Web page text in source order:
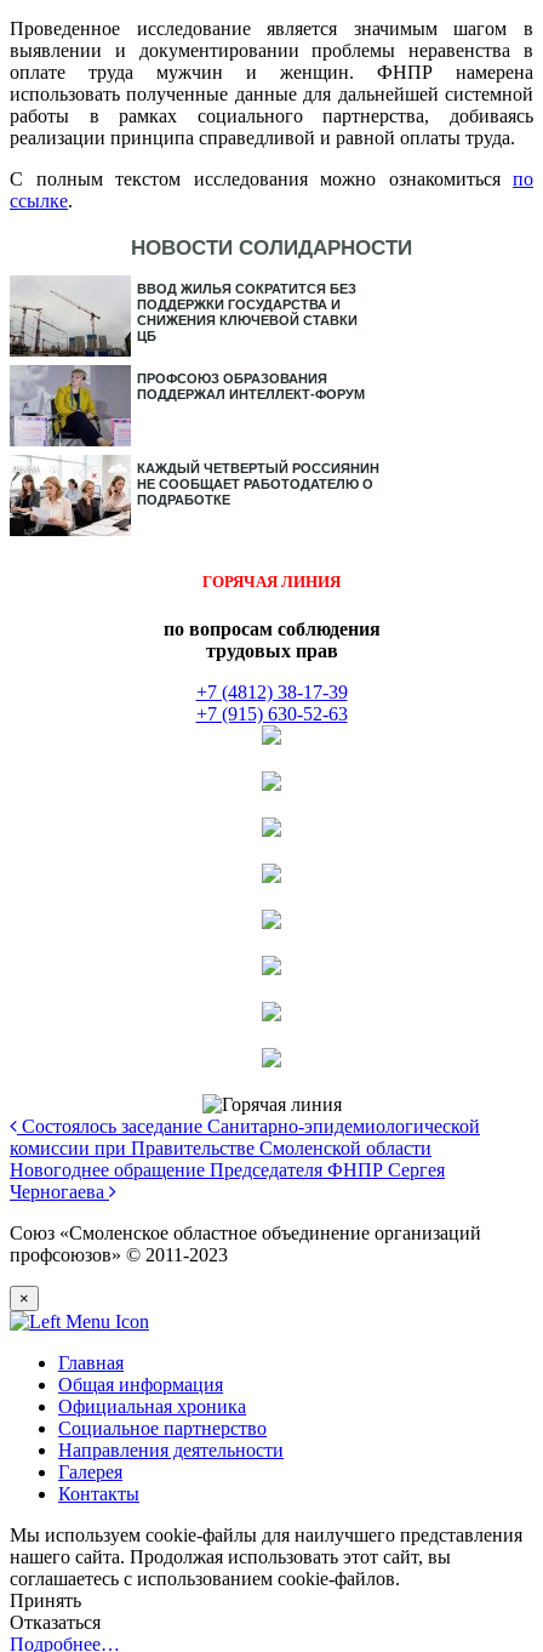
Проведенное исследование является значимым шагом в
выявлении и документировании проблемы неравенства в
оплате труда мужчин и женщин. ФНПР намерена
использовать полученные данные для дальнейшей системной
работы в рамках социального партнерства, добиваясь
реализации принципа справедливой и равной оплаты труда.
С полным текстом исследования можно ознакомиться по
ссылке.
НОВОСТИ СОЛИДАРНОСТИ
ВВОД ЖИЛЬЯ СОКРАТИТСЯ БЕЗ
ПОДДЕРЖКИ ГОСУДАРСТВА И
СНИЖЕНИЯ КЛЮЧЕВОЙ СТАВКИ
ЦБ
ПРОФСОЮЗ ОБРАЗОВАНИЯ
ПОДДЕРЖАЛ ИНТЕЛЛЕКТ-ФОРУМ
КАЖДЫЙ ЧЕТВЕРТЫЙ РОССИЯНИН
НЕ СООБЩАЕТ РАБОТОДАТЕЛЮ О
ПОДРАБОТКЕ
ГОРЯЧАЯ ЛИНИЯ
по вопросам соблюдения
трудовых прав
+7 (4812) 38-17-39
+7 (915) 630-52-63
Состоялось заседание Санитарно-эпидемиологической
комиссии при Правительстве Смоленской области
Новогоднее обращение Председателя ФНПР Сергея
Черногаева
Союз «Смоленское областное объединение организаций
профсоюзов» © 2011-2023
×
Главная
Общая информация
Официальная хроника
Социальное партнерство
Направления деятельности
Галерея
Контакты
Мы используем cookie-файлы для наилучшего представления
нашего сайта. Продолжая использовать этот сайт, вы
соглашаетесь с использованием cookie-файлов.
Принять
Отказаться
Подробнее…